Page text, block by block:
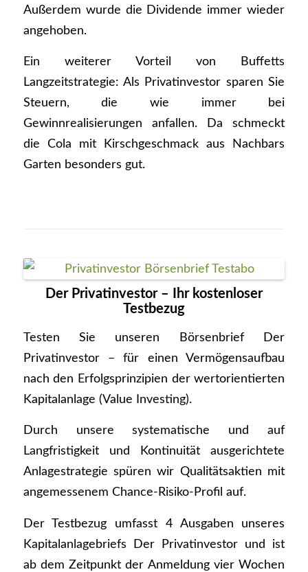
Außerdem wurde die Dividende immer wieder
angehoben.
Ein weiterer Vorteil von Buffetts
Langzeitstrategie: Als Privatinvestor sparen Sie
Steuern, die wie immer bei
Gewinnrealisierungen anfallen. Da schmeckt
die Cola mit Kirschgeschmack aus Nachbars
Garten besonders gut.
Der Privatinvestor – Ihr kostenloser
Testbezug
Testen Sie unseren Börsenbrief Der
Privatinvestor – für einen Vermögensaufbau
nach den Erfolgsprinzipien der wertorientierten
Kapitalanlage (Value Investing).
Durch unsere systematische und auf
Langfristigkeit und Kontinuität ausgerichtete
Anlagestrategie spüren wir Qualitätsaktien mit
angemessenem Chance-Risiko-Profil auf.
Der Testbezug umfasst 4 Ausgaben unseres
Kapitalanlagebriefs Der Privatinvestor und ist
ab dem Zeitpunkt der Anmeldung vier Wochen